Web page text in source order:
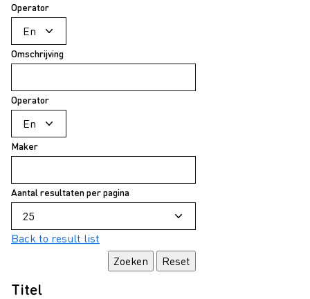
Operator
Omschrijving
Operator
Maker
Aantal resultaten per pagina
Back to result list
Titel